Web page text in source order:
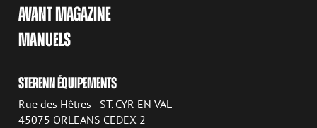
AVANT MAGAZINE
MANUELS
STERENN ÉQUIPEMENTS
Rue des Hêtres - ST. CYR EN VAL
45075 ORLEANS CEDEX 2